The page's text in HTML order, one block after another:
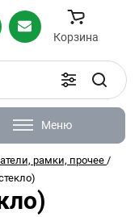
Корзина
Меню
рамки, прочее /